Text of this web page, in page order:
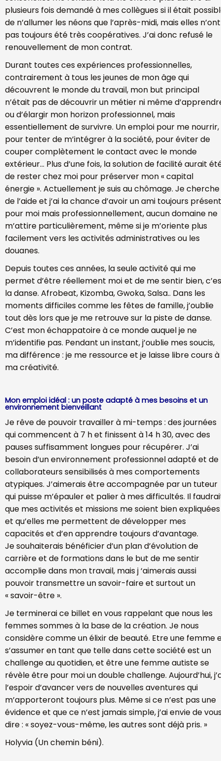
plusieurs fois demandé à mes collègues si il était
de n’allumer les néons que l’après-midi, mais elles n’ont
pas toujours été très coopératives. J’ai donc refusé le
renouvellement de mon contrat.
Durant toutes ces expériences professionnelles,
contrairement à tous les jeunes de mon âge qui
découvrent le monde du travail, mon but principal
n’était pas de découvrir un métier ni même
ou d’élargir mon horizon professionnel, mais
essentiellement de survivre. Un emploi pour me nourrir,
pour tenter de m’intégrer à la société, pour éviter de
couper complètement le contact avec le monde
extérieur… Plus d’une fois, la solution de facilité aurait
de rester chez moi pour préserver mon « capital
énergie ». Actuellement je suis au chômage. Je cherche
de l’aide et j’ai la chance d’avoir un ami toujours présent
pour moi mais professionnellement, aucun domaine ne
m’attire particulièrement, même si je m’oriente plus
facilement vers les activités administratives ou les
douanes.
Depuis toutes ces années, la seule activité qui me
permet d’être réellement moi et de me sentir bien,
la danse. Afrobeat, Kizomba, Gwoka, Salsa.. Dans les
moments difficiles comme les fêtes de famille, j’oublie
tout dès lors que je me retrouve sur la piste de danse.
C’est mon échappatoire à ce monde auquel je ne
m’identifie pas. Pendant un instant, j’oublie mes soucis,
ma différence : je me ressource et je laisse libre cours à
ma créativité.
Mon emploi idéal : un poste adapté à mes besoins et un
environnement bienveillant
Je rêve de pouvoir travailler à mi-temps : des journées
qui commencent à 7 h et finissent à 14 h 30, avec des
pauses suffisamment longues pour récupérer. J’ai
besoin d’un environnement professionnel adapté et de
collaborateurs sensibilisés à mes comportements
atypiques. J’aimerais être accompagnée par un tuteur
qui puisse m’épauler et palier à mes difficultés. Il
que mes activités et missions me soient bien expliquées
et qu’elles me permettent de développer mes
capacités et d’en apprendre toujours d’avantage.
Je souhaiterais bénéficier d’un plan d’évolution de
carrière et de formations dans le but de me sentir
accomplie dans mon travail, mais j ‘aimerais aussi
pouvoir transmettre un savoir-faire et surtout un
« savoir-être ».
Je terminerai ce billet en vous rappelant que nous les
femmes sommes à la base de la création. Je nous
considère comme un élixir de beauté. Etre une femme
s’assumer en tant que telle dans cette société est un
challenge au quotidien, et être une femme autiste se
révèle être pour moi un double challenge. Aujourd’hui,
l’espoir d’avancer vers de nouvelles aventures qui
m’apporteront toujours plus. Même si ce n’est pas une
évidence et que ce n’est jamais simple, j’ai envie de
dire : « soyez-vous-même, les autres sont déjà pris. »
Holyvia (Un chemin béni).